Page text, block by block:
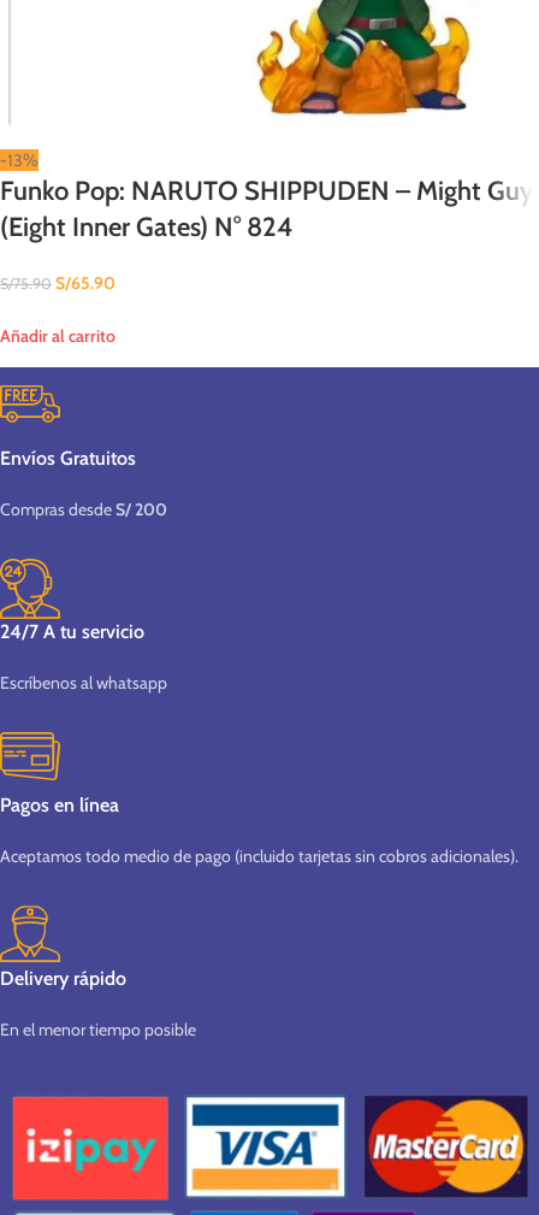
-13%
Funko Pop: NARUTO SHIPPUDEN – Might Guy
(Eight Inner Gates) N° 824
S/75.90 S/65.90
Añadir al carrito
Envíos Gratuitos
Compras desdeS/ 200
24/7 A tu servicio
Escríbenos al whatsapp
Pagos en línea
Aceptamos todo medio de pago (incluido tarjetas sin cobros adicionales).
Delivery rápido
En el menor tiempo posible